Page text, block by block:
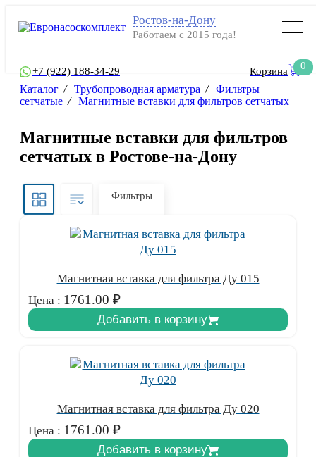
Ростов-на-Дону
Работаем с 2015 года!
+7 (922) 188-34-29 Корзина
0
Каталог / Трубопроводная арматура / Фильтры
сетчатые / Магнитные вставки для фильтров сетчатых
Магнитные вставки для фильтров
сетчатых в Ростове-на-Дону
Фильтры
Магнитная вставка для фильтра Ду 015
Цена : 1761.00 ₽
Добавить в корзину
Магнитная вставка для фильтра Ду 020
Цена : 1761.00 ₽
Добавить в корзину